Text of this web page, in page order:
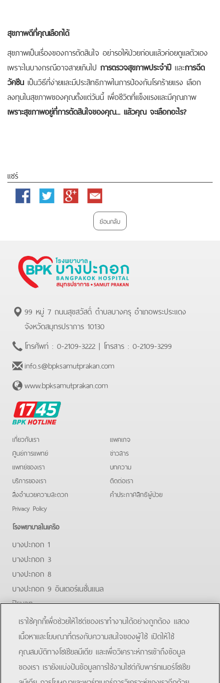
สุขภาพดีที่คุณเลือกได้
สุขภาพเป็นเรื่องของการตัดสินใจ อย่ารอให้ป่วยก่อนแล้วค่อยดูแลตัวเอง
เพราะในบางกรณีอาจสายเกินไป การตรวจสุขภาพประจำปี และการฉีด
วัคซีน เป็นวิธีที่ง่ายและมีประสิทธิภาพในการป้องกันโรคร้ายแรง เลือก
ลงทุนในสุขภาพของคุณตั้งแต่วันนี้ เพื่อชีวิตที่แข็งแรงและมีคุณภาพ
เพราะสุขภาพอยู่ที่การตัดสินใจของคุณ... แล้วคุณ จะเลือกอะไร?
แชร์
Facebook Twitter
Google
Email
ย้อนกลับ
99 หมู่ 7 ถนนสุขสวัสดิ์ ตำบลบางครุ อำเภอพระประแดง
จังหวัดสมุทรปราการ 10130
โทรศัพท์ : 0-2109-3222 | โทรสาร : 0-2109-3299
info.s@bpksamutprakan.com
www.bpksamutprakan.com
BPK
Hotline
เกี่ยวกับเรา
ศูนย์การแพทย์
แพทย์ของเรา
บริการของเรา
สิ่งอำนวยความสะดวก
Privacy Policy
แพคเกจ
ข่าวสาร
บทความ
ติดต่อเรา
คําประกาศสิทธิผู้ป่วย
โรงพยาบาลในเครือ
บางปะกอก 1
บางปะกอก 3
บางปะกอก 8
บางปะกอก 9 อินเตอร์เนชั่นแนล
ปิยะเวท
บางปะกอก-รังสิต 2
บางปะกอกสมุทรปราการ
FacebookLine
เราใช้คุกกี้เพื่อช่วยให้ไซต์ของเราทำงานได้อย่างถูกต้อง แสดง
เนื้อหาและโฆษณาที่ตรงกับความสนใจของผู้ใช้ เปิดให้ใช้
คุณสมบัติทางโซเชียลมีเดีย และเพื่อวิเคราะห์การเข้าถึงข้อมูล
ของเรา เรายังแบ่งปันข้อมูลการใช้งานไซต์กับพาร์ทเนอร์โซเชีย